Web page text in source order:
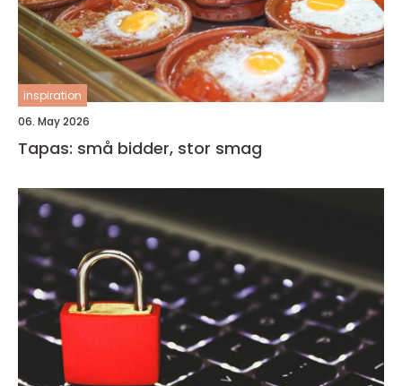
inspiration
06. May 2026
Tapas: små bidder, stor smag